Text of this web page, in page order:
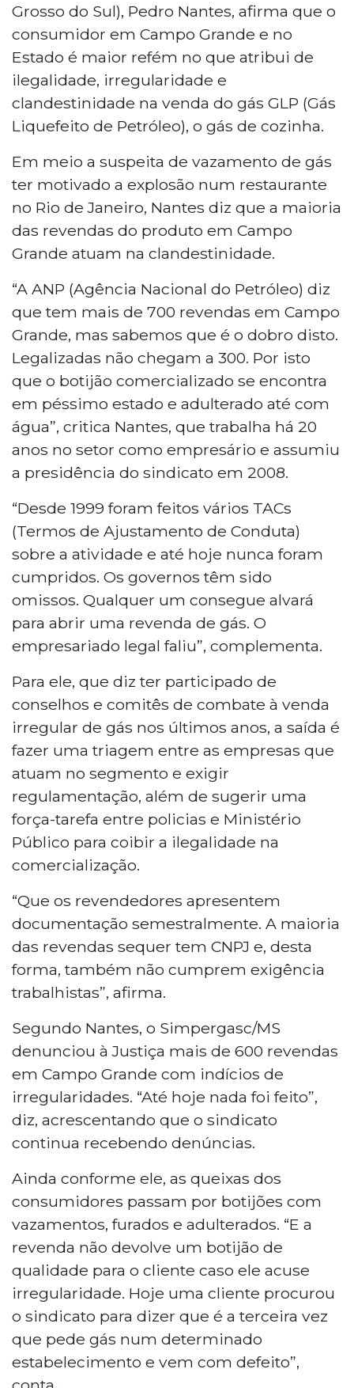
Grosso do Sul), Pedro Nantes, afirma que o
consumidor em Campo Grande e no
Estado é maior refém no que atribui de
ilegalidade, irregularidade e
clandestinidade na venda do gás GLP (Gás
Liquefeito de Petróleo), o gás de cozinha.
Em meio a suspeita de vazamento de gás
ter motivado a explosão num restaurante
no Rio de Janeiro, Nantes diz que a maioria
das revendas do produto em Campo
Grande atuam na clandestinidade.
“A ANP (Agência Nacional do Petróleo) diz
que tem mais de 700 revendas em Campo
Grande, mas sabemos que é o dobro disto.
Legalizadas não chegam a 300. Por isto
que o botijão comercializado se encontra
em péssimo estado e adulterado até com
água”, critica Nantes, que trabalha há 20
anos no setor como empresário e assumiu
a presidência do sindicato em 2008.
“Desde 1999 foram feitos vários TACs
(Termos de Ajustamento de Conduta)
sobre a atividade e até hoje nunca foram
cumpridos. Os governos têm sido
omissos. Qualquer um consegue alvará
para abrir uma revenda de gás. O
empresariado legal faliu”, complementa.
Para ele, que diz ter participado de
conselhos e comitês de combate à venda
irregular de gás nos últimos anos, a saída é
fazer uma triagem entre as empresas que
atuam no segmento e exigir
regulamentação, além de sugerir uma
força-tarefa entre policias e Ministério
Público para coibir a ilegalidade na
comercialização.
“Que os revendedores apresentem
documentação semestralmente. A maioria
das revendas sequer tem CNPJ e, desta
forma, também não cumprem exigência
trabalhistas”, afirma.
Segundo Nantes, o Simpergasc/MS
denunciou à Justiça mais de 600 revendas
em Campo Grande com indícios de
irregularidades. “Até hoje nada foi feito”,
diz, acrescentando que o sindicato
continua recebendo denúncias.
Ainda conforme ele, as queixas dos
consumidores passam por botijões com
vazamentos, furados e adulterados. “E a
revenda não devolve um botijão de
qualidade para o cliente caso ele acuse
irregularidade. Hoje uma cliente procurou
o sindicato para dizer que é a terceira vez
que pede gás num determinado
estabelecimento e vem com defeito”,